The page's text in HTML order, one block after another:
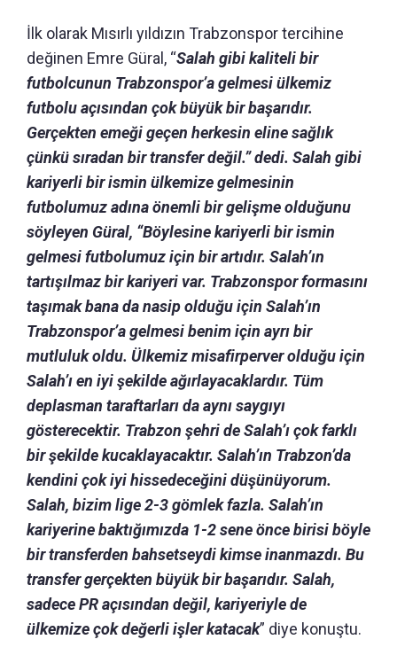
İlk olarak Mısırlı yıldızın Trabzonspor tercihine
değinen Emre Güral, “Salah gibi kaliteli bir
futbolcunun Trabzonspor’a gelmesi ülkemiz
futbolu açısından çok büyük bir başarıdır.
Gerçekten emeği geçen herkesin eline sağlık
çünkü sıradan bir transfer değil.” dedi. Salah gibi
kariyerli bir ismin ülkemize gelmesinin
futbolumuz adına önemli bir gelişme olduğunu
söyleyen Güral, “Böylesine kariyerli bir ismin
gelmesi futbolumuz için bir artıdır. Salah’ın
tartışılmaz bir kariyeri var. Trabzonspor formasını
taşımak bana da nasip olduğu için Salah’ın
Trabzonspor’a gelmesi benim için ayrı bir
mutluluk oldu. Ülkemiz misafirperver olduğu için
Salah’ı en iyi şekilde ağırlayacaklardır. Tüm
deplasman taraftarları da aynı saygıyı
gösterecektir. Trabzon şehri de Salah’ı çok farklı
bir şekilde kucaklayacaktır. Salah’ın Trabzon’da
kendini çok iyi hissedeceğini düşünüyorum.
Salah, bizim lige 2-3 gömlek fazla. Salah’ın
kariyerine baktığımızda 1-2 sene önce birisi böyle
bir transferden bahsetseydi kimse inanmazdı. Bu
transfer gerçekten büyük bir başarıdır. Salah,
sadece PR açısından değil, kariyeriyle de
ülkemize çok değerli işler katacak” diye konuştu.